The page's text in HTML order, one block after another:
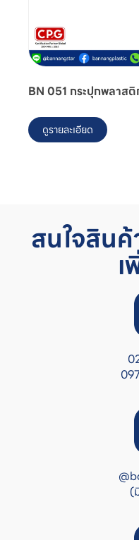
BN 051 กระปุกพลาส
ดูรายละเอียด
สนใจสิน
(